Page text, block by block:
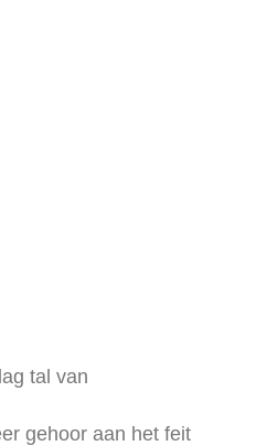
tal van
gehoor aan het feit